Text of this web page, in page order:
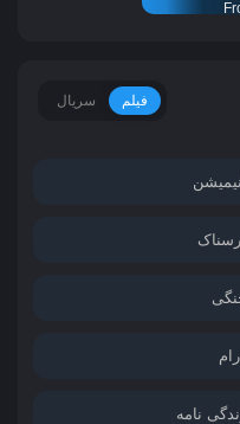
فیلم سریال
انیمیشن
نامه